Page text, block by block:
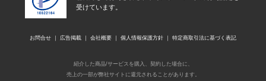
受けています。
お問合せ 広告掲載 会社概要 個人情報保護方針 特定商取引法に基づく表記
紹介した商品/サービスを購入、契約した場合に、
売上の一部が弊社サイトに還元されることがあります。